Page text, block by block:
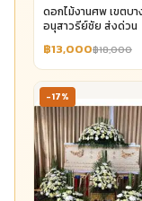
ดอกไม้งานศพ เขตบา
อนุสาวรีย์ชัย ส่งด่วน
฿13,000฿18,000
-17%